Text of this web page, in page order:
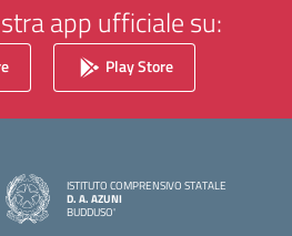
app ufficiale su:
Play Store
ISTITUTO COMPRENSIVO STATALE
D. A. AZUNI
BUDDUSO'